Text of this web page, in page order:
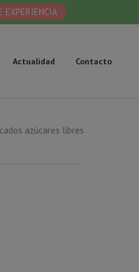
EXPERIENCIA
Actualidad Contacto
azúcares libres